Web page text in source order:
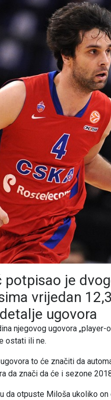
potpisao je
vrijedan
ugovora
njegovog ugovora
ostati ili ne.
to će značiti da
da znači da će i sezone
da otpuste Miloša ukoliko